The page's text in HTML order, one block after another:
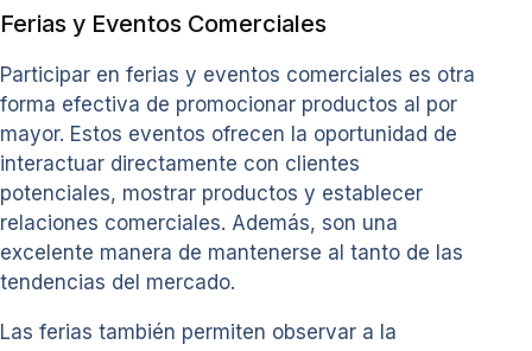
Ferias y Eventos Comerciales
Participar en ferias y eventos comerciales es otra
forma efectiva de promocionar productos al por
mayor. Estos eventos ofrecen la oportunidad de
interactuar directamente con clientes
potenciales, mostrar productos y establecer
relaciones comerciales. Además, son una
excelente manera de mantenerse al tanto de las
tendencias del mercado.
Las ferias también permiten observar a la